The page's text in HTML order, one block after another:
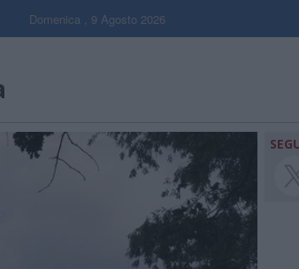
Domenica , 9 Agosto 2026